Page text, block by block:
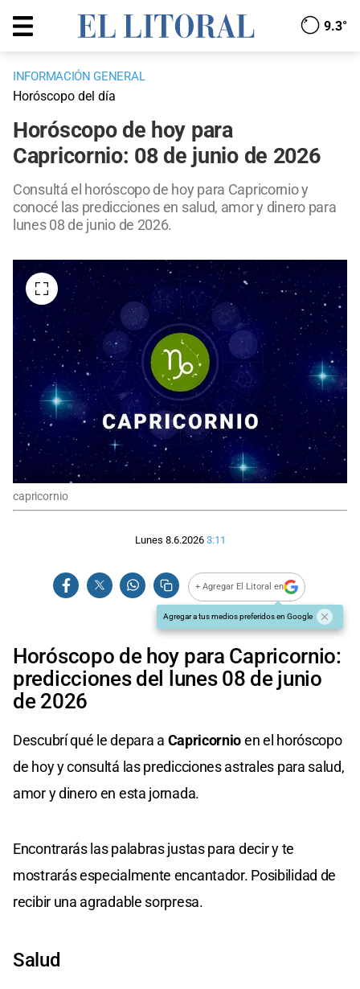
9.3°
INFORMACIÓN GENERAL
Horóscopo del día
Horóscopo de hoy para
Capricornio: 08 de junio de 2026
Consultá el horóscopo de hoy para Capricornio y
conocé las predicciones en salud, amor y dinero para
lunes 08 de junio de 2026.
capricornio
Lunes 8.6.2026 3:11
+ Agregar El Litoral en
Agregar a tus medios preferidos en Google
Horóscopo de hoy para Capricornio:
predicciones del lunes 08 de junio
de 2026
Descubrí qué le depara a Capricornioen el horóscopo
de hoy y consultá las predicciones astrales para salud,
amor y dinero en esta jornada.
Encontrarás las palabras justas para decir y te
mostrarás especialmente encantador. Posibilidad de
recibir una agradable sorpresa.
Salud